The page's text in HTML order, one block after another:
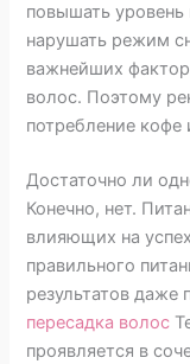
повышать уровень
нарушать режим
важнейших
волос. Поэтому
потребление кофе
Достаточно ли
Конечно, нет.
влияющих на
правильного
результатов
пересадка волос
проявляется в